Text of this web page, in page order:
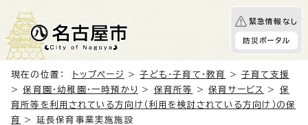
緊急情報なし
防災ポータル
現在の位置： トップページ >子ども・子育て・教育 >子育て支援
>保育園・幼稚園・一時預かり > 保育所等 >保育サービス > 保
育所等を利用されている方向け（利用を検討されている方向け）の保
育
> 延長保育事業実施施設